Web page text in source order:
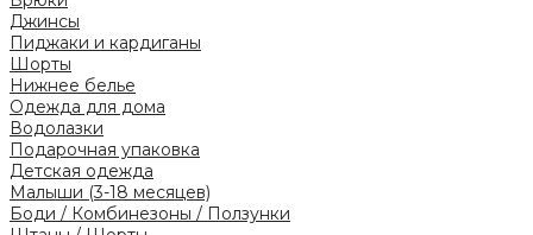
Джинсы
Пиджаки и кардиганы
Шорты
Нижнее белье
Одежда для дома
Водолазки
Подарочная упаковка
Детская одежда
Малыши (3-18 месяцев)
Боди / Комбинезоны / Ползунки